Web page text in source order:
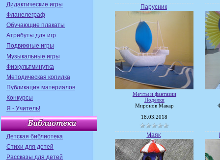
Дидактические игры
Фланелеграф
Обучающие плакаты
Атрибуты для игр
Подвижные игры
Музыкальные игры
Физкультминутка
Методическая копилка
Публикация материалов
Конкурсы
Я - Учитель!
Детская библиотека
Стихи для детей
Рассказы для детей
Парусник
Мечты и фантазии
Поделки
Миронов Макар
18.03.2018
Маяк